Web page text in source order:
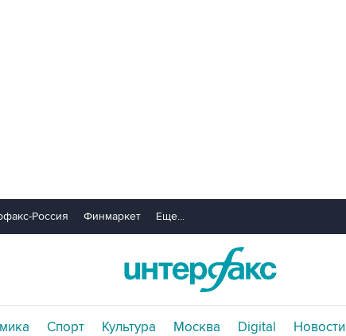
Россия Финмаркет Еще...
Спорт Культура Москва Digital Новости